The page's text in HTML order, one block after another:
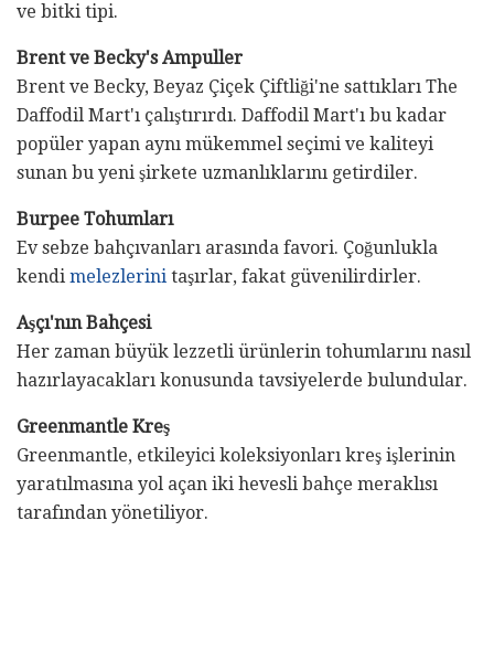
ve bitki tipi.
Brent ve Becky's Ampuller
Brent ve Becky, Beyaz Çiçek Çiftliği'ne sattıkları The
Daffodil Mart'ı çalıştırırdı. Daffodil Mart'ı bu kadar
popüler yapan aynı mükemmel seçimi ve kaliteyi
sunan bu yeni şirkete uzmanlıklarını getirdiler.
Burpee Tohumları
Ev sebze bahçıvanları arasında favori. Çoğunlukla
kendi melezlerini taşırlar, fakat güvenilirdirler.
Aşçı'nın Bahçesi
Her zaman büyük lezzetli ürünlerin tohumlarını nasıl
hazırlayacakları konusunda tavsiyelerde bulundular.
Greenmantle Kreş
Greenmantle, etkileyici koleksiyonları kreş işlerinin
yaratılmasına yol açan iki hevesli bahçe meraklısı
tarafından yönetiliyor.